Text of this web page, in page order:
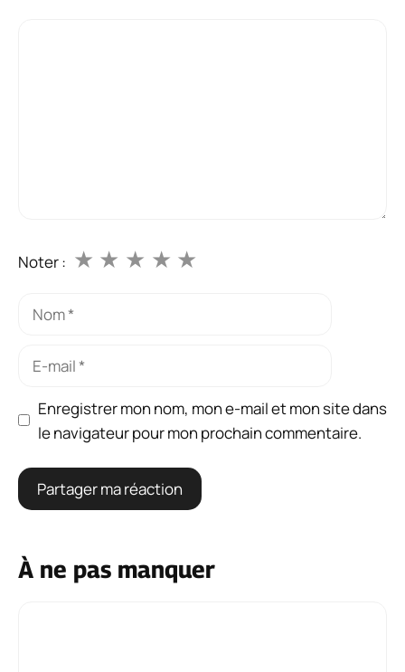
Noter : ★
★
★
★
★
Nom
Enregistrer mon nom, mon e-mail et mon site dans
le navigateur pour mon prochain commentaire.
À ne pas manquer